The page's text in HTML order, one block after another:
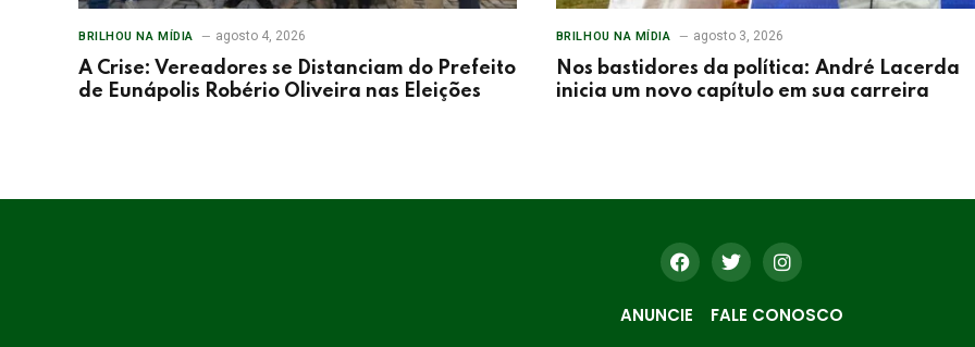
BRILHOU NA MÍDIA agosto 4, 2026
A Crise: Vereadores se Distanciam do Prefeito
de Eunápolis Robério Oliveira nas Eleições
BRILHOU NA MÍDIA agosto 3, 2026
Nos bastidores da política: André Lacerda
inicia um novo capítulo em sua carreira
ANUNCIE FALE CONOSCO